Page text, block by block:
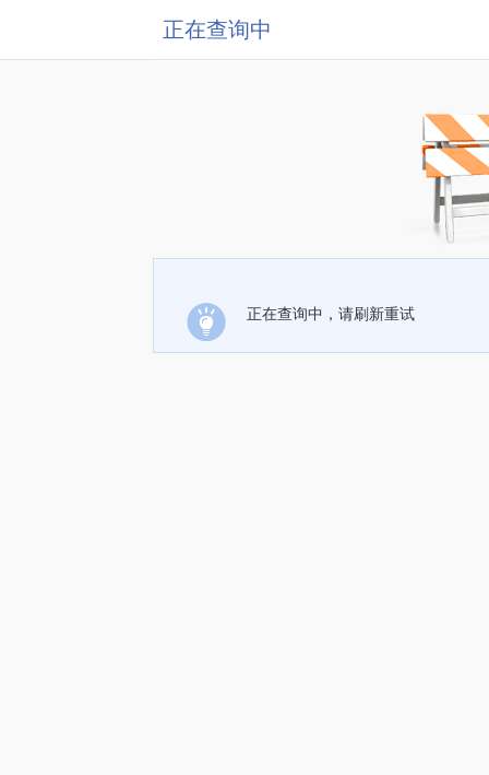
正在查询中
正在查询中，请刷新重试